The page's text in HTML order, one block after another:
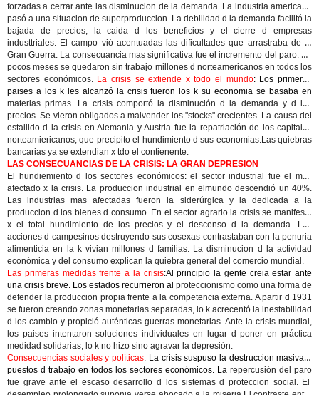
forzadas a cerrarante las disminucion de la demanda. La industria americana
pasó a una situacion de superproduccion. La debilidad d la demanda facilitó la
bajada de precios, la caida d los beneficios y el cierre d empresas
industtriales. El campo vió acentuadas las dificultades que arrastraba de la
Gran Guerra. La consecuancia mas significativa fue elincremento del paro. En
pocos meses se quedaron sin trabajo millones d norteamericanos en todos los
sectores económicos. La crisis se extiende x todo el mundo: Los primeros
paises a los k les alcanzó la crisis fueron los k su economia se basaba en
materias primas. La crisis comportó ladisminución d la demanda y d los
precios. Se vieron obligados a malvender los "stocks" crecientes. La causa del
estallido d la crisis en Alemania y Austria fue la repatriación de los capitales
norteamiericanos, que precipito el hundimiento d sus economias.Las quiebras
bancarias ya se extendian x tdo el contienente.
LAS CONSECUANCIAS DE LA CRISIS: LA GRAN DEPRESION
El hundiemiento d los sectores económicos:el sector industrial fue el mas
afectado x la crisis. La produccion industrial en elmundo descendió un 40%.
Las industrias mas afectadas fueron la siderúrgica y la dedicada a la
produccion d los bienes d consumo. En elsector agrariola crisis se manifesto
x el total
hundimiento de los preciosy el descenso d la demanda. Las
acciones d campesinos destruyendo sus cosexas contrastaban con la penuria
alimenticia en la k vivian millones d familias. La disminucion d la actividad
económica y del consumo explican la quiebra general del comercio mundial.
Las primeras medidas frente a la crisis:Al principio la gente creia estar ante
una crisis breve. Los estados recurrieron al proteccionismo como una forma de
defender la produccion propia frente a la competencia externa. A partir d 1931
se fueron creando zonas monetarias separadas, lo k acrecentó la inestabilidad
d los cambio y propició auténticas guerras monetarias. Ante la crisis mundial,
los paises intentaron soluciones individuales en lugar d poner en práctica
medidad solidarias, lo k no hizo sino agravar la depresión.
Consecuencias sociales y políticas. La crisis suspuso la destruccion masiva d
puestos d trabajo en todos los sectores económicos. La repercusión del paro
fue grave ante el escaso desarrollo d los sistemas d proteccion social. El